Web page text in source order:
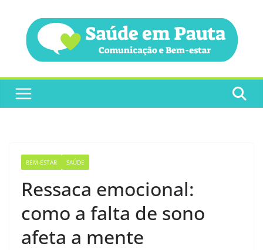
conteúdo
BEM-ESTAR SAÚDE
Ressaca emocional:
como a falta de sono
afeta a mente